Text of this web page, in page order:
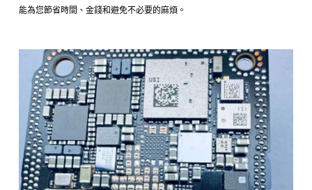
能為您節省時間、金錢和避免不必要的麻煩。